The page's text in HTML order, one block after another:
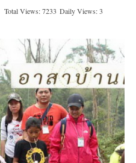
Total Views: 7233 Daily Views: 3